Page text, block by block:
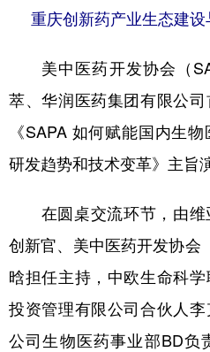
重庆创新药产业生态建设
美中医药开发协会（
萃、华润医药集团有限公
《SAPA 如何赋能国内生
研发趋势和技术变革》主旨
在圆桌交流环节，由维
创新官、美中医药开发协会
晗担任主持，中欧生命科
投资管理有限公司合伙人
公司生物医药事业部BD负